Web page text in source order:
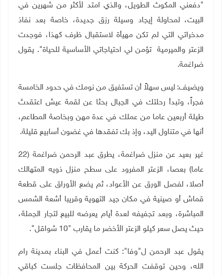
"دفعني المكوث الطويل، والذي امتد لأكثر من شهرين في
البيت، لمحاولة إيجاد وسيلة رزق جديدة، خاصة بعد نفاذ
مدخراتي التي لم تكن مهيأة لاستقبال ظرف كهذا، فوجدت
الزعتر والميرمية تؤمن لي احتياجاتي الأساسية للحياة". يقول
ضراغمة.
ويضيف: ليس سهلاً أن تستفيق من نومك في حدود الخامسة
فجراً، وتبدأ رحلتك في الجبال بحثا عن لقمة عيش اعتقدتَ
طيلة أربعين عاما من عملك في عدة مهن وبخاصة المطاعم،
أنها في متناول اليد، وإذ بك تفقدها في غضون أسابيع قليلة.
غير بعيد عن منزل ضراغمة، يطرق عبد الرحمن ضراغمة (22
عاما) بعصا، الزعتر المفرود على سطح منزل ذويه المتهالك
أصلا، لفصل الورق عن الأعواد، ثم يضع الأوراق على قطعة
قماش أو صينية في مكان جيد التهوية وقريبا أشعة الشمس
المباشرة، وبعد تجفيفه لعدة أيام يعرضه للبيع لتجار الجملة،
حيث يصل سعر كيلو الزعتر الأخضر ما يقارب "10 شواقل".
يقول عبد الرحمن ل"وفا": كنت أعمل في البناء بمدينة رام
الله، وحين توقفت الحركة بين المحافظات جلست كباقي